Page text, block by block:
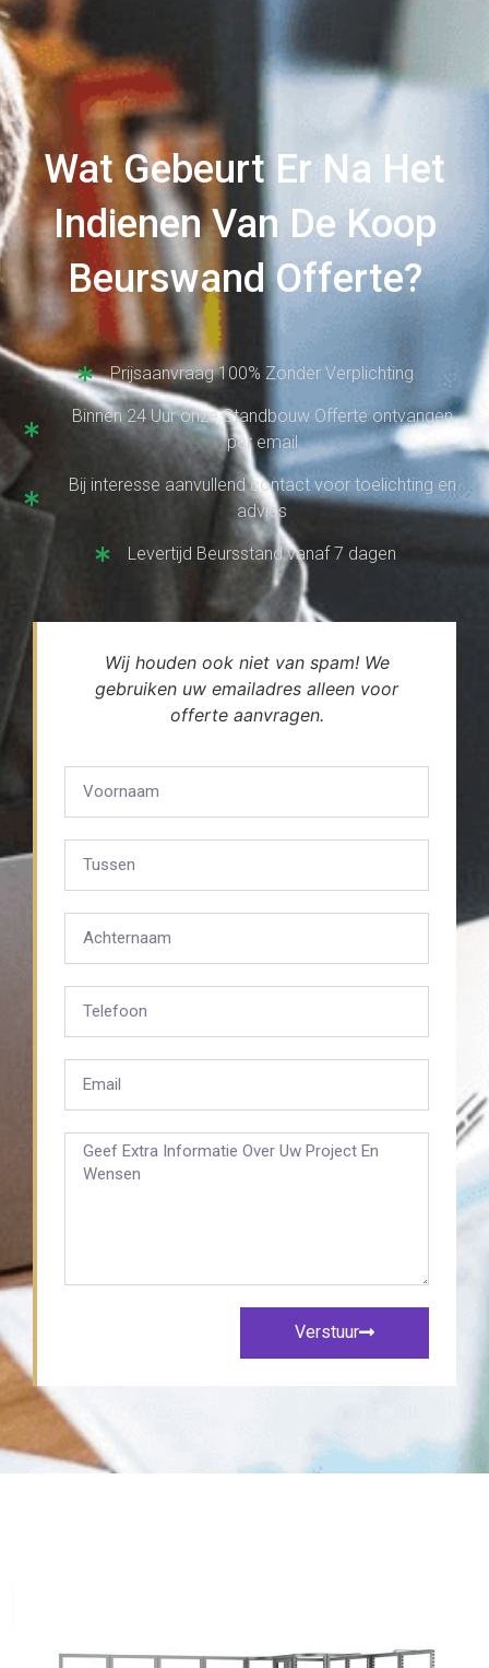
Wat Gebeurt Er Na Het
Indienen Van De Koop
Beurswand Offerte?
Prijsaanvraag 100% Zonder Verplichting
Binnen 24 Uur onze Standbouw Offerte ontvangen
per email
Bij interesse aanvullend contact voor toelichting en
advies
Levertijd Beursstand vanaf 7 dagen
Wij houden ook niet van spam! We
gebruiken uw emailadres alleen voor
offerte aanvragen.
Verstuur